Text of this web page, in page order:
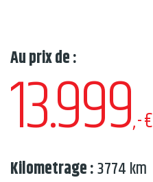
Au prix de :
13.999,-€
Kilometrage :3774 km